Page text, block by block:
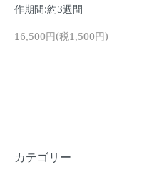
作期間:約3週間
16,500円(税1,500円)
カテゴリー